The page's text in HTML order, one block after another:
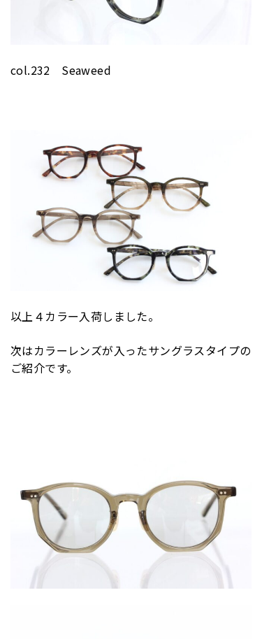
col.232 Seaweed
以上４カラー入荷しました。
次はカラーレンズが入ったサングラスタイプの
ご紹介です。